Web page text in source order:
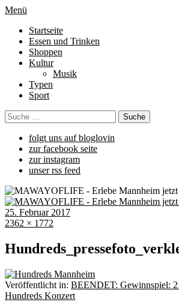
Menü
Startseite
Essen und Trinken
Shoppen
Kultur
Musik
Typen
Sport
folgt uns auf bloglovin
zur facebook seite
zur instagram
unser rss feed
25. Februar 2017
2362 × 1772
Veröffentlicht in: BEENDET: Gewinnspiel:
Hundreds Konzert